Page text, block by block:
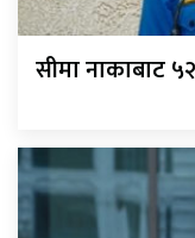
सीमा नाकाबाट